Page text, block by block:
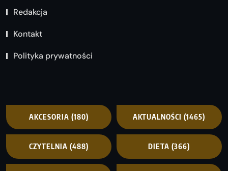
Redakcja
Kontakt
Polityka prywatności
AKCESORIA (180) AKTUALNOŚCI (1465)
CZYTELNIA (488) DIETA (366)